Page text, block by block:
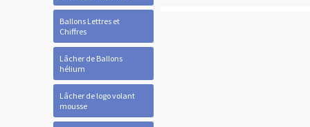
Ballons Lettres et
Chiffres
Lâcher de Ballons
hélium
Lâcher de logo volant
mousse